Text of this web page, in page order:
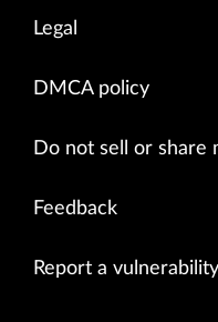
Legal
DMCA policy
Do not sell or share
Feedback
Report a vulnerability